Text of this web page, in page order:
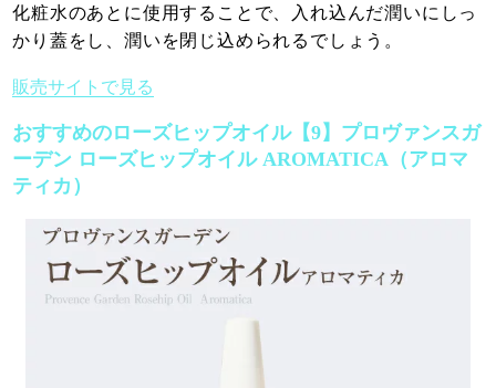
化粧水のあとに使用することで、入れ込んだ潤いにしっ
かり蓋をし、潤いを閉じ込められるでしょう。
販売サイトで見る
おすすめのローズヒップオイル【9】プロヴァンスガ
ーデン ローズヒップオイル AROMATICA（アロマ
ティカ）